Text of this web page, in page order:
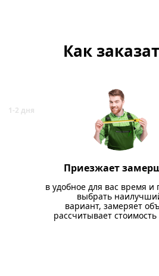
Как
Приезжает
в удобное для вас время и
выбрать
вариант, замеряет
рассчитывает стоимость